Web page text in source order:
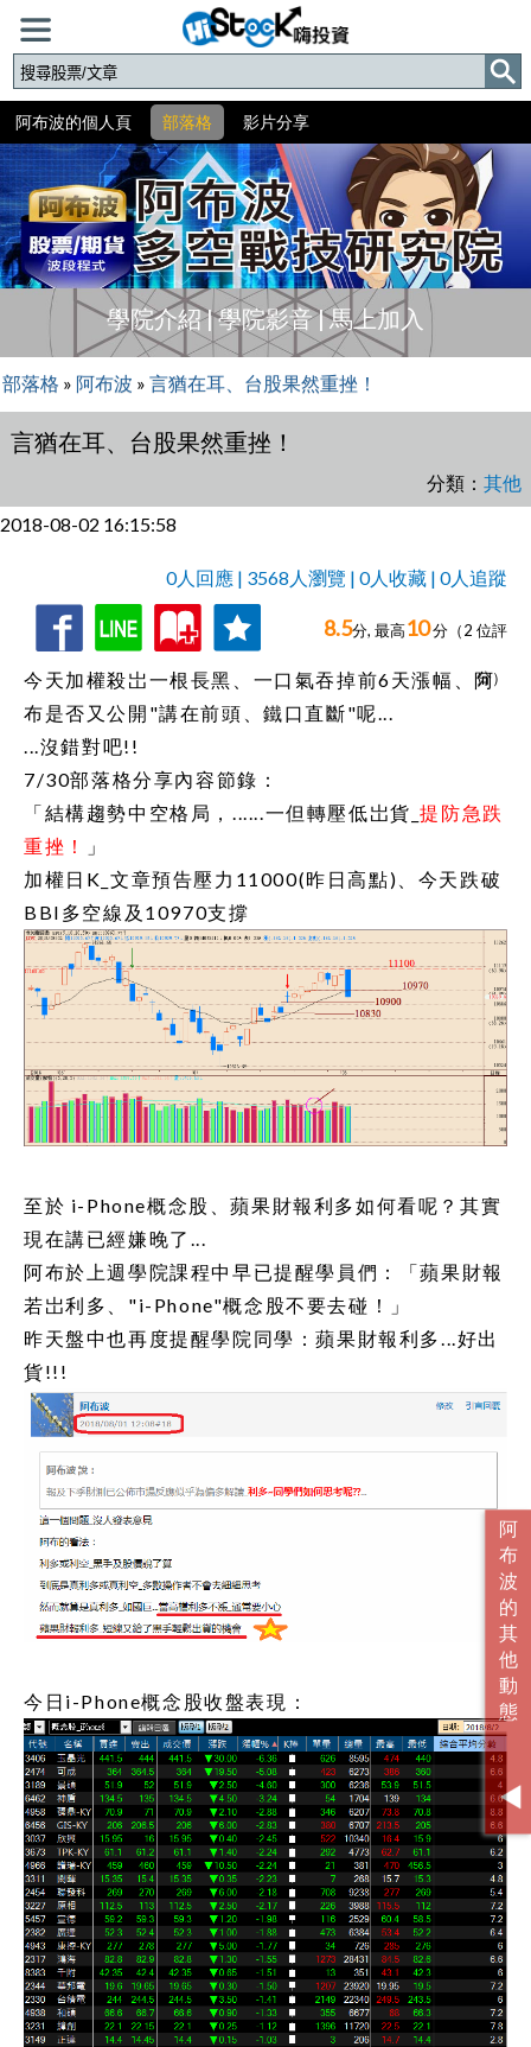
阿布波的個人頁 部落格 影片分享
學院介紹|學院影音|馬上加入
部落格 » 阿布波 » 言猶在耳、台股果然重挫！
言猶在耳、台股果然重挫！
分類： 其他
2018-08-02 16:15:58
0人回應 | 3568人瀏覽 | 0人收藏 | 0人追蹤
收
藏
追
蹤
8.5分, 最高10分（2 位評
分）
今天加權殺岀一根長黑、一口氣吞掉前6天漲幅、阿
布是否又公開"講在前頭、鐵口直斷"呢...
...沒錯對吧!!
7/30部落格分享內容節錄：
「結構趨勢中空格局，......一但轉壓低岀貨_提防急跌
重挫！
」
加權日K_文章預告壓力11000(昨日高點)、今天跌破
BBI多空線及10970支撐
至於 i-Phone概念股、蘋果財報利多如何看呢？其實
現在講已經嫌晚了...
阿布於上週學院課程中早已提醒學員們：「蘋果財報
若岀利多、"i-Phone"概念股不要去碰！」
昨天盤中也再度提醒學院同學：蘋果財報利多...好出
貨!!!
今日i-Phone概念股收盤表現：